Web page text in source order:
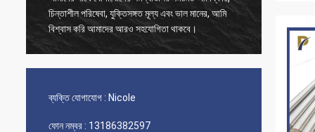
চিন্তাশীল পরিষেবা, যুক্তিসঙ্গত মূল্য এবং ভাল মানের, আমি
বিশ্বাস করি আমাদের আরও সহযোগিতা থাকবে।
ব্যক্তি যোগাযোগ : Nicole
ফোন নম্বর : 13186382597